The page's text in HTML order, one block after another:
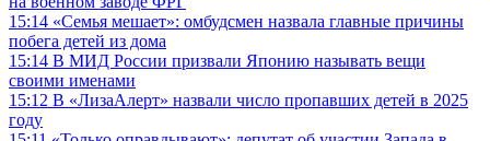
15:14 «Семья мешает»: омбудсмен назвала главные причины
побега детей из дома
15:14 В МИД России призвали Японию называть вещи
своими именами
15:12 В «ЛизаАлерт» назвали число пропавших детей в 2025
году